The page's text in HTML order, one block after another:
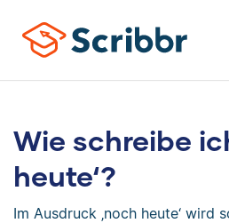
Wie schreibe
heute‘?
Im Ausdruck ‚noch heute‘ wird